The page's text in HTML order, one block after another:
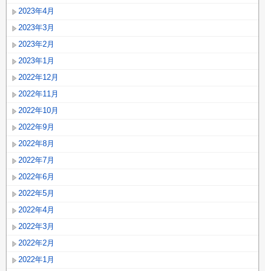
2023年4月
2023年3月
2023年2月
2023年1月
2022年12月
2022年11月
2022年10月
2022年9月
2022年8月
2022年7月
2022年6月
2022年5月
2022年4月
2022年3月
2022年2月
2022年1月